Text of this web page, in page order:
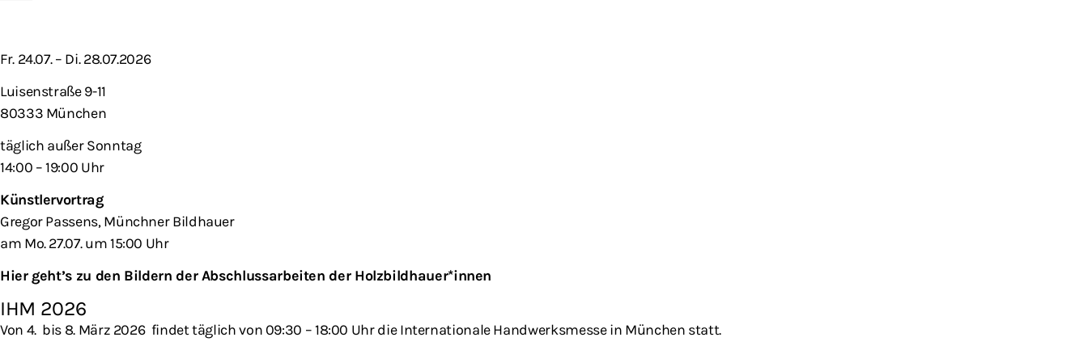
Fr. 24.07. – Di. 28.07.2026
Luisenstraße 9-11
80333 München
täglich außer Sonntag
14:00 – 19:00 Uhr
Künstlervortrag
Gregor Passens, Münchner Bildhauer
am Mo. 27.07. um 15:00 Uhr
Hier geht’s zu den Bildern der Abschlussarbeiten der Holzbildhauer*innen
IHM 2026
Von 4. bis 8. März 2026 findet täglich von 09:30 – 18:00 Uhr die Internationale Handwerksmesse in München statt.